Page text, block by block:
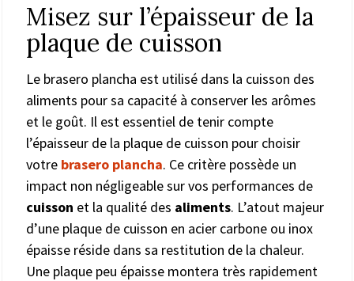
Misez sur l’épaisseur de la
plaque de cuisson
Le brasero plancha est utilisé dans la cuisson des
aliments pour sa capacité à conserver les arômes
et le goût. Il est essentiel de tenir compte
l’épaisseur de la plaque de cuisson pour choisir
votre brasero plancha. Ce critère possède un
impact non négligeable sur vos performances de
cuisson et la qualité des aliments. L’atout majeur
d’une plaque de cuisson en acier carbone ou inox
épaisse réside dans sa restitution de la chaleur.
Une plaque peu épaisse montera très rapidement